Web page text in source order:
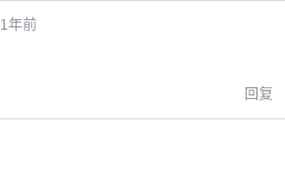
1年前
回复